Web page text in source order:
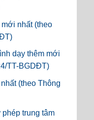
nhất (theo
dạy thêm mới
TT-BGDĐT)
(theo Thông
trung tâm